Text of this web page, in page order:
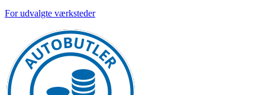
For udvalgte værksteder